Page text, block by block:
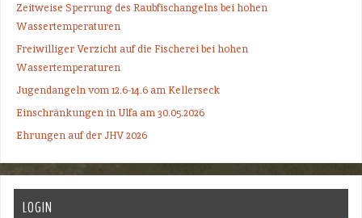
Zeitweise Sperrung des Raubfischangelns bei hohen
Wassertemperaturen
Freiwilliger Verzicht auf die Fischerei bei hohen
Wassertemperaturen
Jugendangeln vom 12.6-14.6 am Kellerseck
Einschränkungen in Ulfa am 30.05.2026
Ehrungen auf der JHV 2026
LOGIN